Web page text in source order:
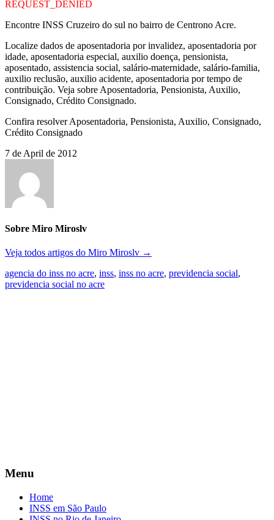
REQUEST_DENIED
Encontre INSS Cruzeiro do sul no bairro de Centrono Acre.
Localize dados de aposentadoria por invalidez, aposentadoria por
idade, aposentadoria especial, auxilio doença, pensionista,
aposentado, assistencia social, salário-maternidade, salário-familia,
auxilio reclusão, auxilio acidente, aposentadoria por tempo de
contribuição. Veja sobre Aposentadoria, Pensionista, Auxilio,
Consignado, Crédito Consignado.
Confira resolver Aposentadoria, Pensionista, Auxilio, Consignado,
Crédito Consignado
7 de April de 2012
Sobre Miro Miroslv
Veja todos artigos do Miro Miroslv →
agencia do inss no acre, inss, inss no acre, previdencia social,
previdencia social no acre
Menu
Home
INSS em São Paulo